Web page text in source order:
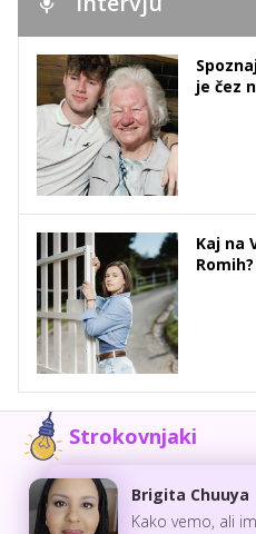
je čez
Kaj na
Romih?
Strokovnjaki
Brigita Chuuya
Kako vemo, ali